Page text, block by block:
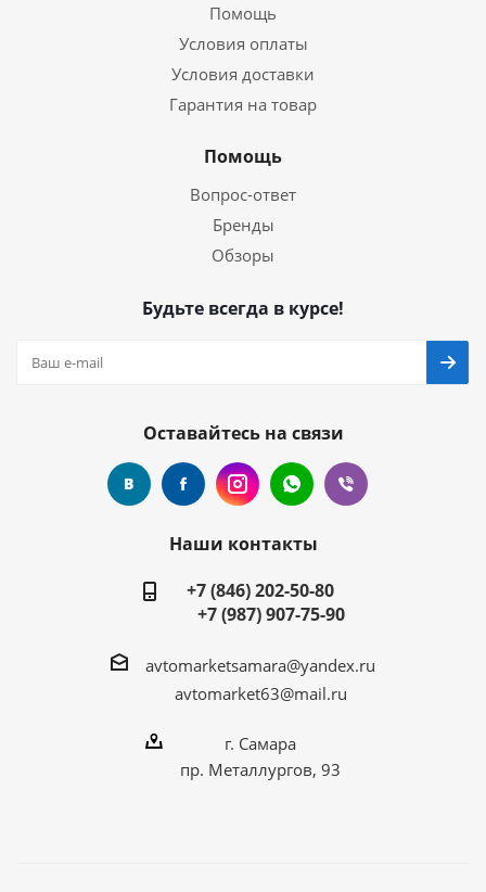
Помощь
Условия оплаты
Условия доставки
Гарантия на товар
Помощь
Вопрос-ответ
Бренды
Обзоры
Будьте всегда в курсе!
Оставайтесь на связи
Наши контакты
+7 (846) 202-50-80
+7 (987) 907-75-90
avtomarketsamara@yandex.ru
avtomarket63@mail.ru
г. Самара
пр. Металлургов, 93